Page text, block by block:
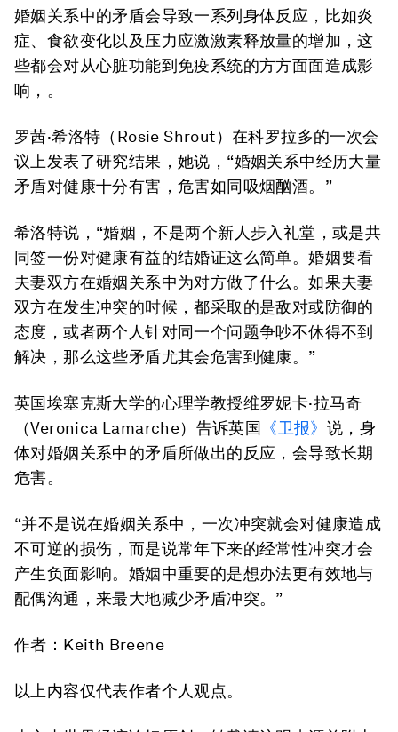
婚姻关系中的矛盾会导致一系列身体反应，比如炎
症、食欲变化以及压力应激激素释放量的增加，这
些都会对从心脏功能到免疫系统的方方面面造成影
响，。
罗茜·希洛特（Rosie Shrout）在科罗拉多的一次会
议上发表了研究结果，她说，“婚姻关系中经历大量
矛盾对健康十分有害，危害如同吸烟酗酒。”
希洛特说，“婚姻，不是两个新人步入礼堂，或是共
同签一份对健康有益的结婚证这么简单。婚姻要看
夫妻双方在婚姻关系中为对方做了什么。如果夫妻
双方在发生冲突的时候，都采取的是敌对或防御的
态度，或者两个人针对同一个问题争吵不休得不到
解决，那么这些矛盾尤其会危害到健康。”
英国埃塞克斯大学的心理学教授维罗妮卡·拉马奇
（Veronica Lamarche）告诉英国
《卫报》 说，身
体对婚姻关系中的矛盾所做出的反应，会导致长期
危害。
“并不是说在婚姻关系中，一次冲突就会对健康造成
不可逆的损伤，而是说常年下来的经常性冲突才会
产生负面影响。婚姻中重要的是想办法更有效地与
配偶沟通，来最大地减少矛盾冲突。”
作者：Keith Breene
以上内容仅代表作者个人观点。